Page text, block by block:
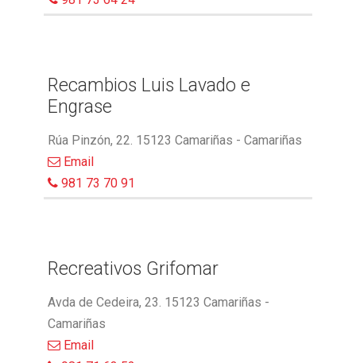
Recambios Luis Lavado e
Engrase
Rúa Pinzón, 22. 15123 Camariñas - Camariñas
Email
981 73 70 91
Recreativos Grifomar
Avda de Cedeira, 23. 15123 Camariñas -
Camariñas
Email